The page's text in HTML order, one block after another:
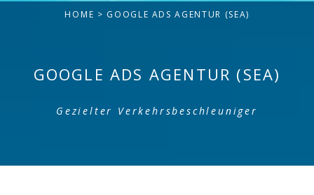
HOME > GOOGLE ADS AGENTUR (SEA)
GOOGLE ADS AGENTUR (SEA)
Gezielter Verkehrsbeschleuniger